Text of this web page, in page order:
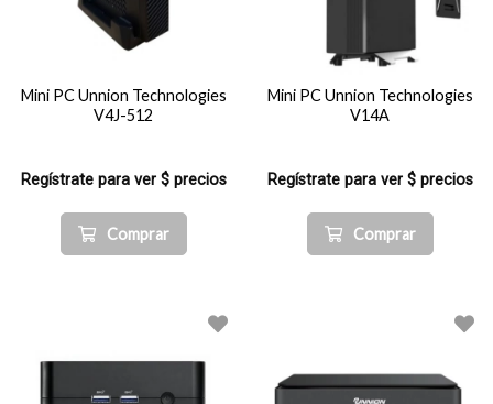
Mini PC Unnion Technologies
V4J-512
Regístrate para ver $ precios
Comprar
Mini PC Unnion Technologies
V14A
Regístrate para ver $ precios
Comprar